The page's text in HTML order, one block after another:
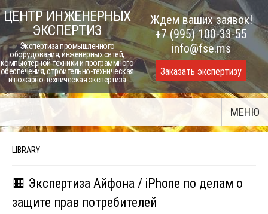
Skip
to
content
ЦЕНТР ИНЖЕНЕРНЫХ
ЭКСПЕРТИЗ
Экспертиза промышленного
оборудования, инженерных сетей,
компьютерной техники и программного
обеспечения, строительно-техническая
и пожарно-техническая экспертиза
Ждем ваших заявок!
+7 (995) 100-33-55
info@fse.ms
Заказать экспертизу
МЕНЮ
LIBRARY
🟧 Экспертиза Айфона / iPhone по делам о
защите прав потребителей